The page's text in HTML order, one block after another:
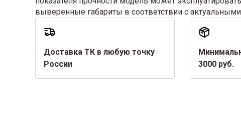
выверенные габариты в соответствии с актуальными
Доставка ТК в любую точку
России
3000 руб.